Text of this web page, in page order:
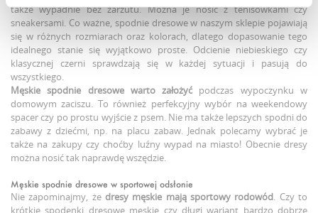
także wypadnie bez zarzutu. Można je nosić z tenisówkami czy
sneakersami. Co ważne, spodnie dresowe w naszym sklepie pojawiają
się w różnych rozmiarach oraz kolorach, dlatego dopasowanie tego
idealnego stanie się wyjątkowo proste. Odcienie niebieskiego czy
klasycznej czerni sprawdzają się w każdej sytuacji i pasują do
wszystkiego.
Męskie spodnie dresowe warto założyć podczas wypoczynku w
domowym zaciszu. To również perfekcyjny wybór na weekendowy
spacer czy po prostu wyjście z psem. Nie ma także lepszych spodni do
zabawy z dziećmi, np. na placu zabaw. Jednak polecamy wybrać je
także na zakupy czy choćby luźny wypad na miasto! Obecnie dresy
można nosić tak naprawdę wszędzie.
Męskie spodnie dresowe w sportowej odsłonie
Nie zapominajmy, że dresy męskie mają sportowy rodowód. Czy to
krótkie spodenki dresowe męskie czy długi wariant bardzo dobrze